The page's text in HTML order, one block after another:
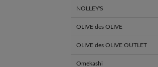
NOLLEY'S
OLIVE des OLIVE
OLIVE des OLIVE OUTLET
Omekashi